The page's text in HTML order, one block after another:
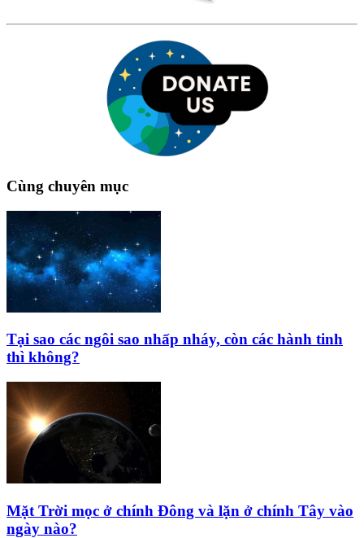
Cùng chuyên mục
Tại sao các ngôi sao nhấp nháy, còn các hành tinh
thì không?
Mặt Trời mọc ở chính Đông và lặn ở chính Tây vào
ngày nào?